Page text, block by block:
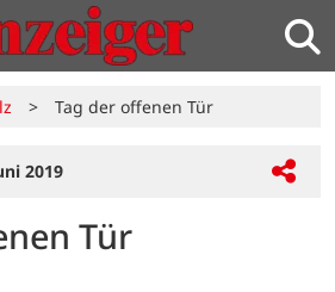
> Tag der offenen Tür
2019
Tür